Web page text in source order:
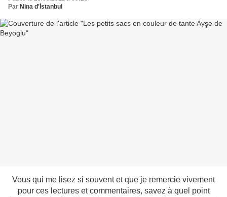
Par Nina d'İstanbul
Vous qui me lisez si souvent et que je remercie vivement
pour ces lectures et commentaires, savez à quel point